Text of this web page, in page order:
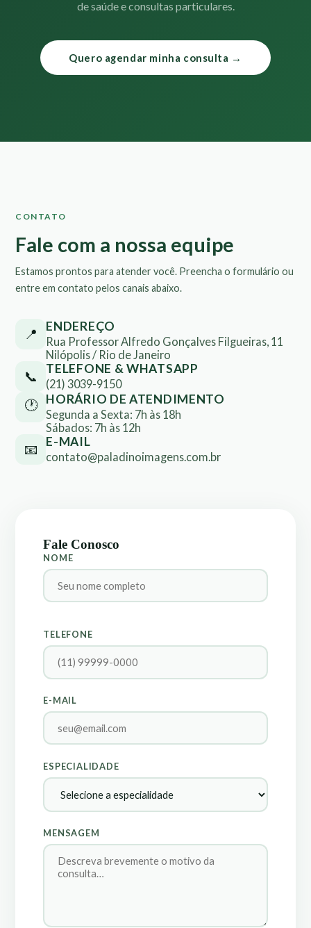
de saúde e consultas particulares.
Quero agendar minha consulta →
CONTATO
Fale com a nossa equipe
Estamos prontos para atender você. Preencha o formulário ou
entre em contato pelos canais abaixo.
📍 ENDEREÇO
Rua Professor Alfredo Gonçalves Filgueiras, 11
Nilópolis / Rio de Janeiro
📞 TELEFONE & WHATSAPP
(21) 3039-9150
🕐 HORÁRIO DE ATENDIMENTO
Segunda a Sexta: 7h às 18h
Sábados: 7h às 12h
📧 E-MAIL
contato@paladinoimagens.com.br
Fale Conosco
NOME
TELEFONE
E-MAIL
ESPECIALIDADE
MENSAGEM